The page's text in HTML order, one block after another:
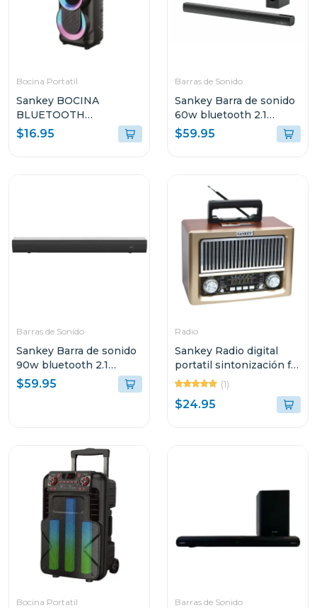
Bocina Portatil
Sankey BOCINA
BLUETOOTH
PORTATIL 10W
4DCD101
$16.95
Barras de Sonido
Sankey Barra de sonido
60w bluetooth 2.1
canales + subwoofer
hmt66
$59.95
Barras de Sonido
Sankey Barra de sonido
90w bluetooth 2.1
canales + subwoofer
hmt83
$59.95
Radio
Sankey Radio digital
portatil sintonización fm
bluetooth dorado
(1)
$24.95
Bocina Portatil Barras de Sonido